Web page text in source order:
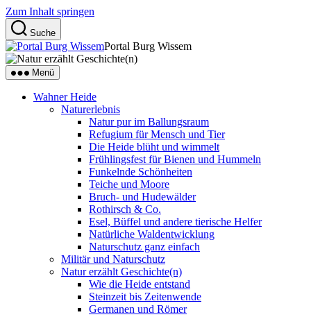
Zum Inhalt springen
Suche
Portal Burg Wissem
Menü
Wahner Heide
Naturerlebnis
Natur pur im Ballungsraum
Refugium für Mensch und Tier
Die Heide blüht und wimmelt
Frühlingsfest für Bienen und Hummeln
Funkelnde Schönheiten
Teiche und Moore
Bruch- und Hudewälder
Rothirsch & Co.
Esel, Büffel und andere tierische Helfer
Natürliche Waldentwicklung
Naturschutz ganz einfach
Militär und Naturschutz
Natur erzählt Geschichte(n)
Wie die Heide entstand
Steinzeit bis Zeitenwende
Germanen und Römer